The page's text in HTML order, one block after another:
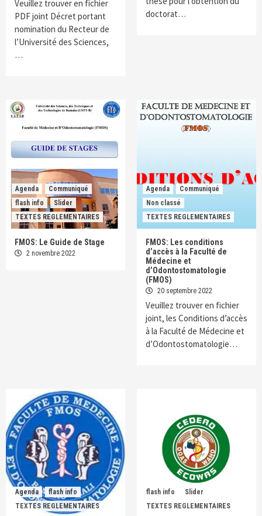
Veuillez trouver en fichier
PDF joint Décret portant
nomination du Recteur de
l’Université des Sciences,
…
doctorat…
Agenda
Communiqué
flash info
Slider
TEXTES REGLEMENTAIRES
FMOS: Le Guide de Stage
2 novembre 2022
Agenda
Communiqué
Non classé
TEXTES REGLEMENTAIRES
FMOS: Les conditions
d’accès à la Faculté de
Médecine et
d’Odontostomatologie
(FMOS)
20 septembre 2022
Veuillez trouver en fichier
joint, les Conditions d’accès
à la Faculté de Médecine et
d’Odontostomatologie…
Agenda
flash info
TEXTES REGLEMENTAIRES
flash info
Slider
TEXTES REGLEMENTAIRES